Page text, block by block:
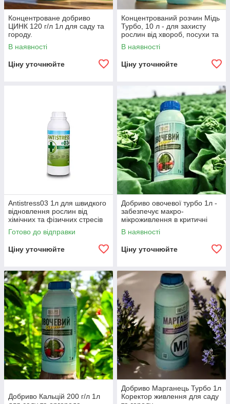
Концентроване добриво
ЦИНК 120 г/л 1л для саду та
городу.
В наявності
Ціну уточнюйте
Концентрований розчин Мідь
Турбо, 10 л - для захисту
рослин від хвороб, посухи та
морозів.
В наявності
Ціну уточнюйте
Antistress03 1л для швидкого
відновлення рослин від
хімічних та фізичних стресів
Готово до відправки
Ціну уточнюйте
Добриво овочевої турбо 1л -
забезпечує макро-
мікроживлення в критичні
фази розвитку рослин.
В наявності
Ціну уточнюйте
Добриво Кальцій 200 г/л 1л
Добриво Марганець Турбо 1л
Коректор живлення для саду